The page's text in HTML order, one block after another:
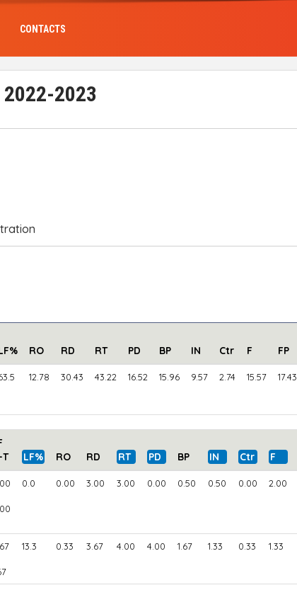
CONTACTS
2022-2023
RO RD RT PD BP IN Ctr F FP
12.78 30.43 43.22 16.52 15.96 9.57 2.74 15.57 17.43
T
LF% RO RD RT PD BP IN Ctr F
0.0 0.00 3.00 3.00 0.00 0.50 0.50 0.00 2.00
13.3 0.33 3.67 4.00 4.00 1.67 1.33 0.33 1.33